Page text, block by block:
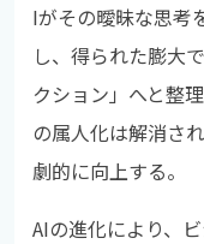
Iがその曖昧な思考
し、得られた膨大
クション」へと整
の属人化は解消さ
劇的に向上する。
AIの進化により、